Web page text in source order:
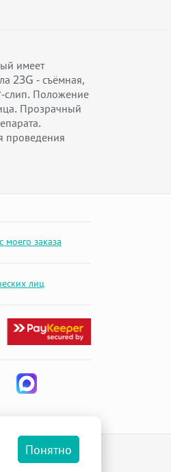
имеет
23G - съёмная,
слип. Положение
Прозрачный
проведения
моего заказа
лиц
Понятно